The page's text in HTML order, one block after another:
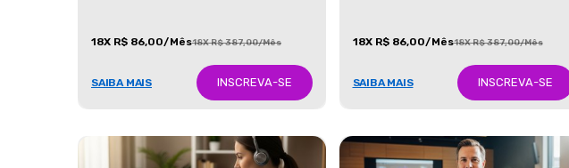
18X R$ 86,00/Mês18X R$ 387,00/Mês
SAIBA MAIS INSCREVA-SE
18X R$ 86,00/Mês18X R$ 387,00/Mês
SAIBA MAIS INSCREVA-SE